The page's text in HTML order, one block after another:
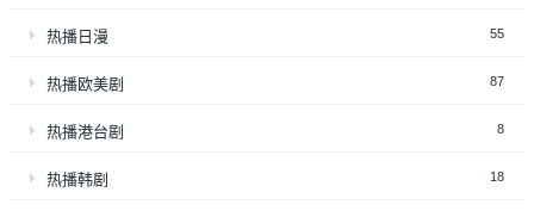
热播日漫 55
热播欧美剧 87
热播港台剧 8
热播韩剧 18